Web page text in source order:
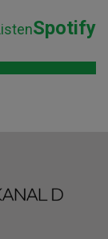
Spotify